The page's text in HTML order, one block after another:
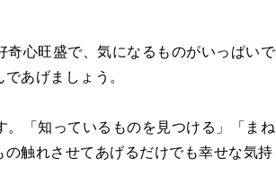
心旺盛で、気になるものがいっぱいで
あげましょう。
「知っているものを見つける」「まね
触れさせてあげるだけでも幸せな気持